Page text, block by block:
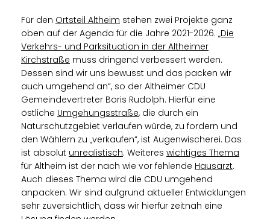
Für den Ortsteil Altheim stehen zwei Projekte ganz
oben auf der Agenda für die Jahre 2021-2026.Die
Verkehrs- und Parksituation in der Altheimer
Kirchstraße muss dringend verbessert werden.
Dessen sind wir uns bewusst und das packen wir
auch umgehend an“, so der Altheimer CDU
Gemeindevertreter Boris Rudolph. Hierfür eine
östliche Umgehungsstraße, die durch ein
Naturschutzgebiet verlaufen würde, zu fordern und
den Wählern zu „verkaufen“, ist Augenwischerei. Das
ist absolut unrealistisch. Weiteres wichtiges Thema
für Altheim ist der nach wie vor fehlende Hausarzt.
Auch dieses Thema wird die CDU umgehend
anpacken. Wir sind aufgrund aktueller Entwicklungen
sehr zuversichtlich, dass wir hierfür zeitnah eine